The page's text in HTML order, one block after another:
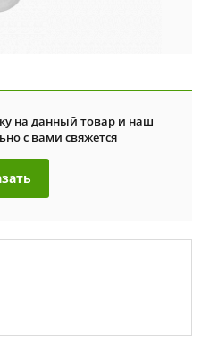
на данный товар и наш
с вами свяжется